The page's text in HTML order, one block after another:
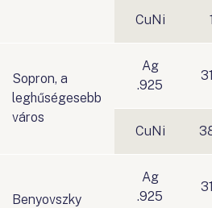
CuNi
Sopron, a
leghűségesebb
város
Ag
.925
CuNi
Benyovszky
Ag
.925